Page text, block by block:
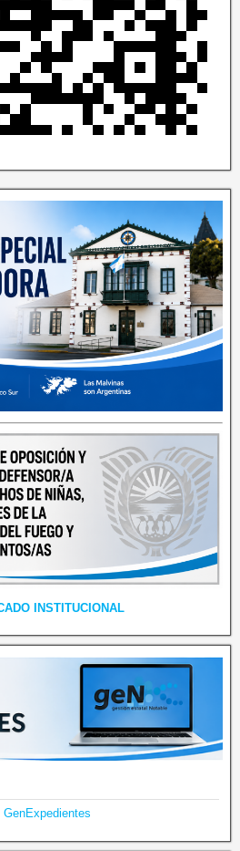
INSTITUCIONAL